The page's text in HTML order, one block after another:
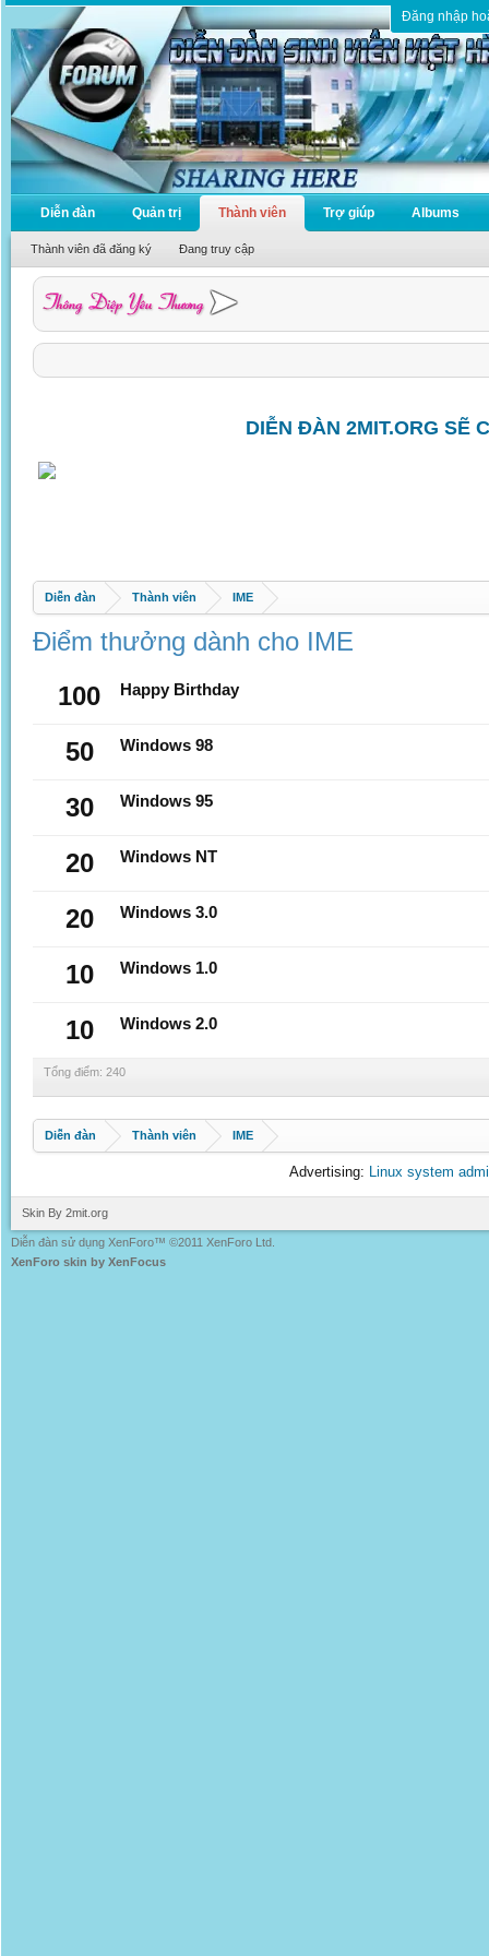
Đăng nhập
Diễn đàn Quản trị Thành viên
Thành viên đã đăng ký Đang truy cập
Trợ giúp Albums
DIỄN ĐÀN 2MIT.ORG SẼ
Diễn đàn Thành viên IME
Điểm thưởng dành cho IME
100
Happy Birthday
50 Windows 98
30 Windows 95
20 Windows NT
20 Windows 3.0
10 Windows 1.0
10 Windows 2.0
Tổng điểm: 240
Diễn đàn Thành viên IME
Advertising: Linux system
Skin By 2mit.org
Diễn đàn sử dụng XenForo™ ©2011 XenForo Ltd.
XenForo skin by XenFocus